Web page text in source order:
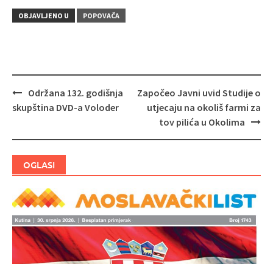
OBJAVLJENO U POPOVAČA
Navigacija
objava
Održana 132. godišnja
skupština DVD-a Voloder
Započeo Javni uvid Studije o
utjecaju na okoliš farmi za
tov pilića u Okolima
OGLASI